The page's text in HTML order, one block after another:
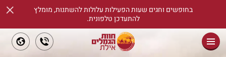
×
בחופשים וחגים שעות הפעילות עלולות להשתנות, מומלץ
להתעדכן טלפונית.